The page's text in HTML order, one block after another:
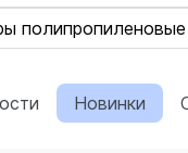
Новинки